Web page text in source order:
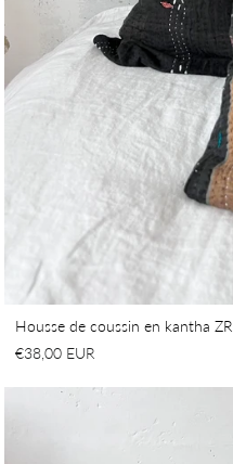
Housse de coussin en kantha ZR
€38,00 EUR